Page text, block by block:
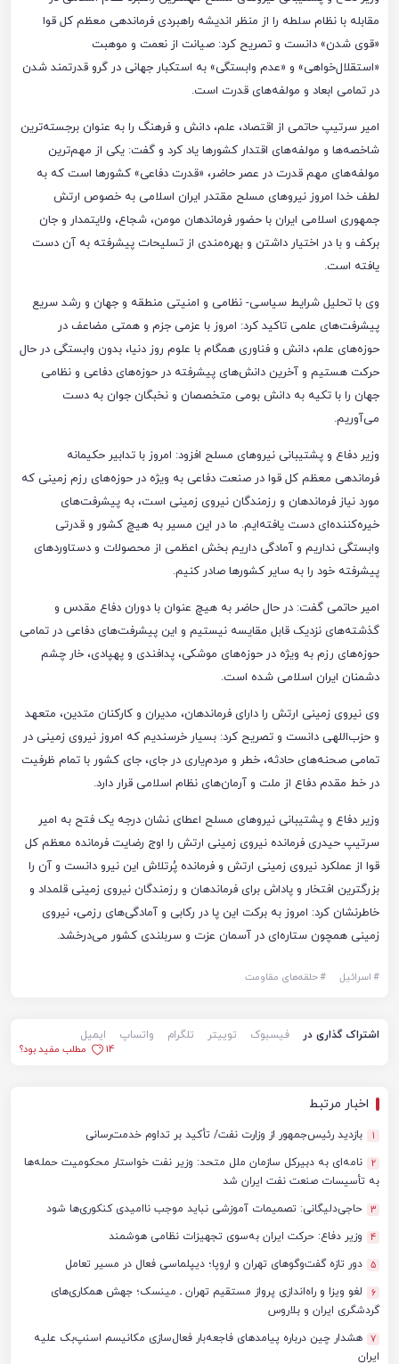
مقابله با نظام سلطه را از منظر اندیشه راهبردی فرماندهی معظم کل قوا
«قوی شدن» دانست و تصریح کرد: صیانت از نعمت و موهبت
«استقلال‌خواهی» و «عدم وابستگی» به استکبار جهانی در گرو قدرتمند شدن
در تمامی ابعاد و مولفه‌های قدرت است.
امیر سرتیپ حاتمی از اقتصاد، علم، دانش و فرهنگ را به عنوان برجسته‌ترین
شاخصه‌ها و مولفه‌های اقتدار کشور‌ها یاد کرد و گفت: یکی از مهم‌ترین
مولفه‌های مهم قدرت در عصر حاضر، «قدرت دفاعی» کشور‌ها است که به
لطف خدا امروز نیرو‌های مسلح مقتدر ایران اسلامی به خصوص ارتش
جمهوری اسلامی ایران با حضور فرماندهان مومن، شجاع، ولایتمدار و جان
برکف و با در اختیار داشتن و بهره‌مندی از تسلیحات پیشرفته به آن دست
یافته است.
وی با تحلیل شرایط سیاسی- نظامی و امنیتی منطقه و جهان و رشد سریع
پیشرفت‌های علمی تاکید کرد: امروز با عزمی جزم و همتی مضاعف در
حوزه‌های علم، دانش و فناوری همگام با علوم روز دنیا، بدون وابستگی در حال
حرکت هستیم و آخرین دانش‌های پیشرفته در حوزه‌های دفاعی و نظامی
جهان را با تکیه به دانش بومی متخصصان و نخبگان جوان به دست
می‌آوریم.
وزیر دفاع و پشتیبانی نیرو‌های مسلح افزود: امروز با تدابیر حکیمانه
فرماندهی معظم کل قوا در صنعت دفاعی به ویژه در حوزه‌های رزم زمینی که
مورد نیاز فرماندهان و رزمندگان نیروی زمینی است، به پیشرفت‌های
خیره‌کننده‌ای دست یافته‌ایم. ما در این مسیر به هیچ کشور و قدرتی
وابستگی نداریم و آمادگی داریم بخش اعظمی از محصولات و دستاورد‌های
پیشرفته خود را به سایر کشور‌ها صادر کنیم.
امیر حاتمی گفت: در حال حاضر به هیچ عنوان با دوران دفاع مقدس و
گذشته‌های نزدیک قابل مقایسه نیستیم و این پیشرفت‌های دفاعی در تمامی
حوزه‌های رزم به ویژه در حوزه‌های موشکی، پدافندی و پهپادی، خار چشم
دشمنان ایران اسلامی شده است.
وی نیروی زمینی ارتش را دارای فرماندهان، مدیران و کارکنان متدین، متعهد
و حزب‌اللهی دانست و تصریح کرد: بسیار خرسندیم که امروز نیروی زمینی در
تمامی صحنه‌های حادثه، خطر و مردم‌یاری در جای، جای کشور با تمام ظرفیت
در خط مقدم دفاع از ملت و آرمان‌های نظام اسلامی قرار دارد.
وزیر دفاع و پشتیبانی نیرو‌های مسلح اعطای نشان درجه یک فتح به امیر
سرتیپ حیدری فرمانده نیروی زمینی ارتش را اوج رضایت فرمانده معظم کل
قوا از عملکرد نیروی زمینی ارتش و فرمانده پُرتلاش این نیرو دانست و آن را
بزرگترین افتخار و پاداش برای فرماندهان و رزمندگان نیروی زمینی قلمداد و
خاطرنشان کرد: امروز به برکت این پا در رکابی و آمادگی‌های رزمی، نیروی
زمینی همچون ستاره‌ای در آسمان عزت و سربلندی کشور می‌درخشد.
#اسرائیل #حلقه‌های مقاومت
اشتراک گذاری در فیسبوک توییتر تلگرام واتساپ
ایمیل
14
مطلب مفید بود؟
اخبار مرتبط
1 بازدید رئیس‌جمهور از وزارت نفت/ تأکید بر تداوم خدمت‌رسانی
2
نامه‌ای به دبیرکل سازمان ملل متحد: وزیر نفت خواستار محکومیت حمله‌ها
به تأسیسات صنعت نفت ایران شد
3 حاجی‌دلیگانی: تصمیمات آموزشی نباید موجب ناامیدی کنکوری‌ها شود
4 وزیر دفاع: حرکت ایران به‌سوی تجهیزات نظامی هوشمند
5 دور تازه گفت‌وگوهای تهران و اروپا؛ دیپلماسی فعال در مسیر تعامل
6
لغو ویزا و راه‌اندازی پرواز مستقیم تهران ـ مینسک؛ جهش همکاری‌های
گردشگری ایران و بلاروس
7 هشدار چین درباره پیامدهای فاجعه‌بار فعال‌سازی مکانیسم اسنپ‌بک علیه
ایران